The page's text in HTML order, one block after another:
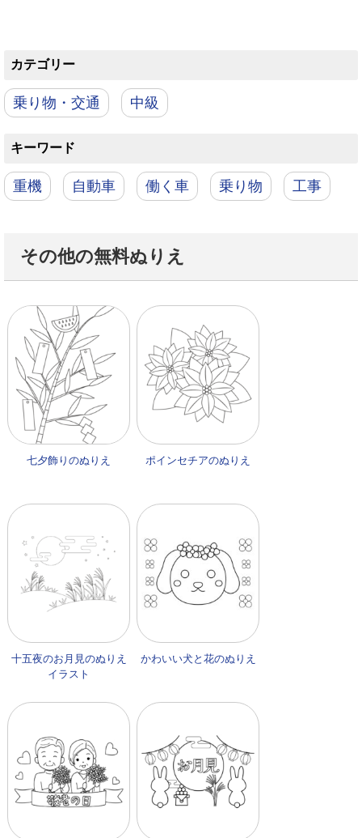
カテゴリー
乗り物・交通 中級
キーワード
重機 自動車 働く車 乗り物 工事
その他の無料ぬりえ
七夕飾りのぬりえ ポインセチアのぬりえ
十五夜のお月見のぬりえ
イラスト
かわいい犬と花のぬりえ